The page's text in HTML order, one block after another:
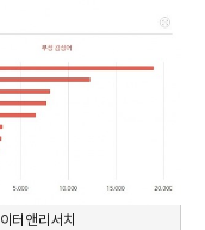
터앤리서치